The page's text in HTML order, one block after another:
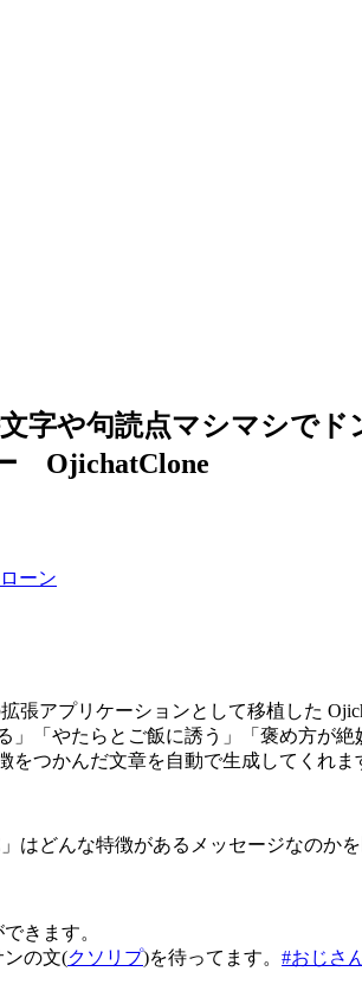
字や句読点マシマシで
OjichatClone
ーン
張アプリケーションとして移植した
」「やたらとご飯に誘う」「褒め方が
をつかんだ文章を自動で生成してくれま
はどんな特徴があるメッセージなのか
きます。
ンの文(クソリプ)を待ってます。 #おじさ